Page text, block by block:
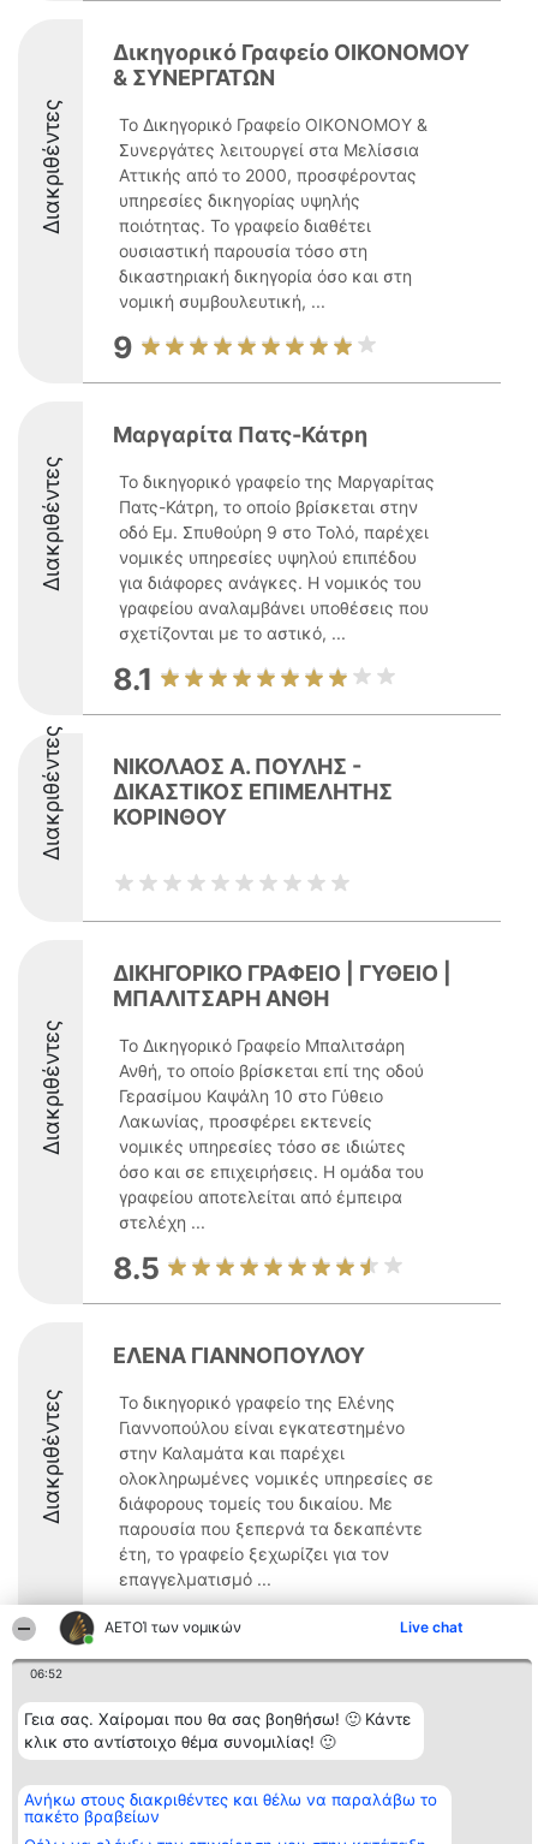
ΑΕΤΟΊ των νομικών Live chat
06:52
Γεια σας. Χαίρομαι που θα σας βοηθήσω! 🙂 Κάντε
κλικ στο αντίστοιχο θέμα συνομιλίας! 🙂
Ανήκω στους διακριθέντες και θέλω να παραλάβω το
πακέτο βραβείων
Διακριθέντες
Δικηγορικό Γραφείο ΟΙΚΟΝΟΜΟΥ
& ΣΥΝΕΡΓΑΤΩΝ
Το Δικηγορικό Γραφείο ΟΙΚΟΝΟΜΟΥ &
Συνεργάτες λειτουργεί στα Μελίσσια
Αττικής από το 2000, προσφέροντας
υπηρεσίες δικηγορίας υψηλής
ποιότητας. Το γραφείο διαθέτει
ουσιαστική παρουσία τόσο στη
δικαστηριακή δικηγορία όσο και στη
νομική συμβουλευτική, ...
9
Διακριθέντες
Μαργαρίτα Πατς-Κάτρη
Το δικηγορικό γραφείο της Μαργαρίτας
Πατς-Κάτρη, το οποίο βρίσκεται στην
οδό Εμ. Σπυθούρη 9 στο Τολό, παρέχει
νομικές υπηρεσίες υψηλού επιπέδου
για διάφορες ανάγκες. Η νομικός του
γραφείου αναλαμβάνει υποθέσεις που
σχετίζονται με το αστικό, ...
8.1
Διακριθέντες
ΝΙΚΟΛΑΟΣ Α. ΠΟΥΛΗΣ -
ΔΙΚΑΣΤΙΚΟΣ ΕΠΙΜΕΛΗΤΗΣ
ΚΟΡΙΝΘΟΥ
Διακριθέντες
ΔΙΚΗΓΟΡΙΚΟ ΓΡΑΦΕΙΟ | ΓΥΘΕΙΟ |
ΜΠΑΛΙΤΣΑΡΗ ΑΝΘΗ
Το Δικηγορικό Γραφείο Μπαλιτσάρη
Ανθή, το οποίο βρίσκεται επί της οδού
Γερασίμου Καψάλη 10 στο Γύθειο
Λακωνίας, προσφέρει εκτενείς
νομικές υπηρεσίες τόσο σε ιδιώτες
όσο και σε επιχειρήσεις. Η ομάδα του
γραφείου αποτελείται από έμπειρα
στελέχη ...
8.5
Διακριθέντες
ΕΛΕΝΑ ΓΙΑΝΝΟΠΟΥΛΟΥ
Το δικηγορικό γραφείο της Ελένης
Γιαννοπούλου είναι εγκατεστημένο
στην Καλαμάτα και παρέχει
ολοκληρωμένες νομικές υπηρεσίες σε
διάφορους τομείς του δικαίου. Με
παρουσία που ξεπερνά τα δεκαπέντε
έτη, το γραφείο ξεχωρίζει για τον
επαγγελματισμό ...
8.3
Διοργανωτής της
κατάταξης
BEAUTIFUL COMPANY
Μονοπρόσωπη ΙΚΕ
2104128019
email:
Κατάταξη
Διακριθέντες
Λίστα όλων
των
Μεθοδολογία
Επικοινωνία
Επικοινωνία